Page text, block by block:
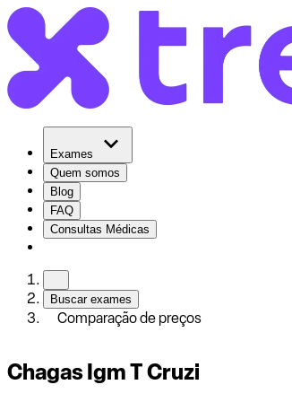
Exames
Quem somos
Blog
FAQ
Consultas Médicas
Buscar exames
Comparação de preços
Chagas Igm T Cruzi